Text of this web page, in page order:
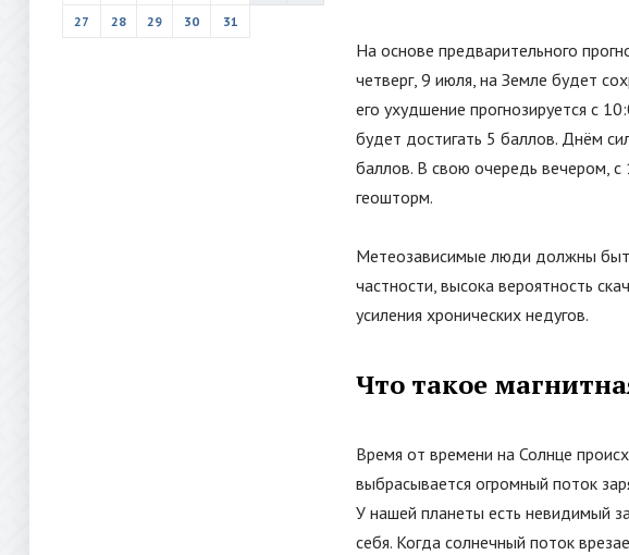
27
28 29 30 31
На основе предварительного
четверг, 9 июля, на Земле будет
его ухудшение прогнозируется с
будет достигать 5 баллов. Днём
баллов. В свою очередь вечером,
геошторм.
Метеозависимые люди должны
частности, высока вероятность
усиления хронических недугов.
Что такое
Время от времени на Солнце
выбрасывается огромный поток
У нашей планеты есть невидимый
себя. Когда солнечный поток